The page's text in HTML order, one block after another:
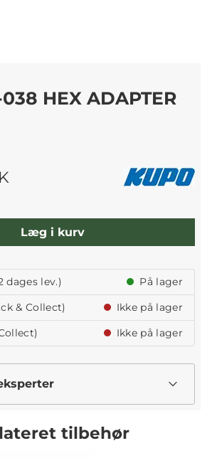
HEX ADAPTER
Læg i kurv
dages lev.)
På lager
& Collect)
Ikke på lager
Ikke på lager
tilbehør